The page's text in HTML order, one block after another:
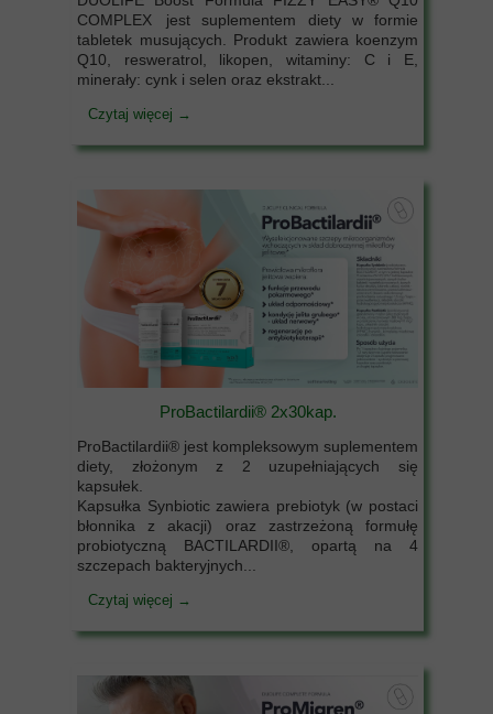
COMPLEX jest suplementem diety w formie
tabletek musujących. Produkt zawiera koenzym
Q10, resweratrol, likopen, witaminy: C i E,
minerały: cynk i selen oraz ekstrakt...
Czytaj więcej →
ProBactilardii® 2x30kap.
ProBactilardii® jest kompleksowym suplementem
diety, złożonym z 2 uzupełniających się
kapsułek.
Kapsułka Synbiotic zawiera prebiotyk (w postaci
błonnika z akacji) oraz zastrzeżoną formułę
probiotyczną BACTILARDII®, opartą na 4
szczepach bakteryjnych...
Czytaj więcej →